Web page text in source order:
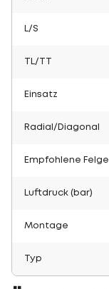
L/S
TL/TT
Einsatz
Radial/Diagonal
Empfohlene Felge
Luftdruck (bar)
Montage
Typ